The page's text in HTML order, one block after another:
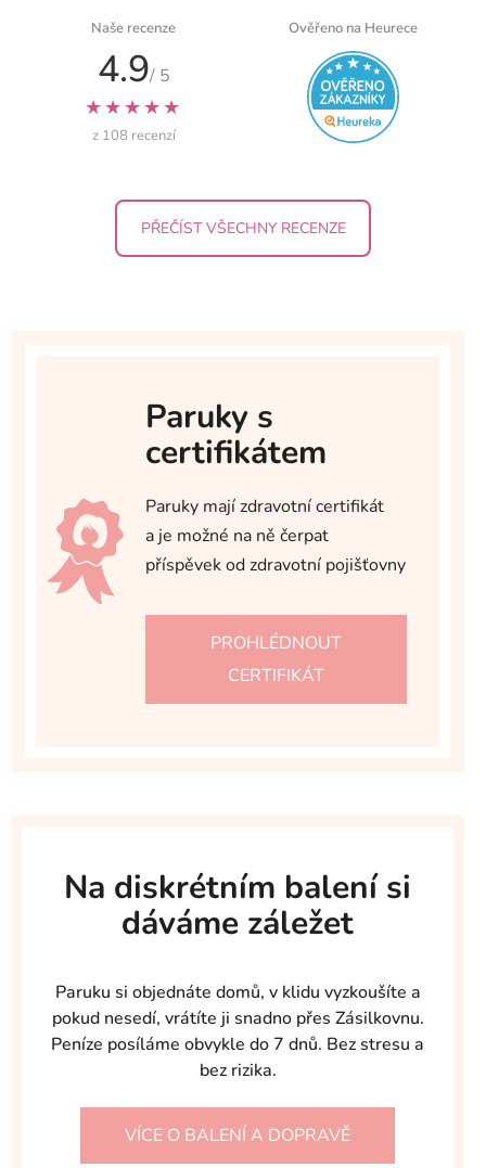
Naše recenze
4.9/ 5
★★★★★
z 108 recenzí
Ověřeno na Heurece
PŘEČÍST VŠECHNY RECENZE
Paruky s
certifikátem
Paruky mají zdravotní certifikát
a je možné na ně čerpat
příspěvek od zdravotní pojišťovny
PROHLÉDNOUT
CERTIFIKÁT
Na diskrétním balení si
dáváme záležet
Paruku si objednáte domů, v klidu vyzkoušíte a
pokud nesedí, vrátíte ji snadno přes Zásilkovnu.
Peníze posíláme obvykle do 7 dnů. Bez stresu a
bez rizika.
VÍCE O BALENÍ A DOPRAVĚ